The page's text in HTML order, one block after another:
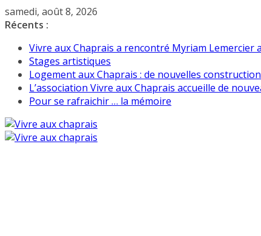
Passer
au
samedi, août 8, 2026
Récents :
Vivre aux Chaprais a rencontré Myriam Lemercier
Stages artistiques
Logement aux Chaprais : de nouvelles
L’association Vivre aux Chaprais accueille de
Pour se rafraichir … la mémoire